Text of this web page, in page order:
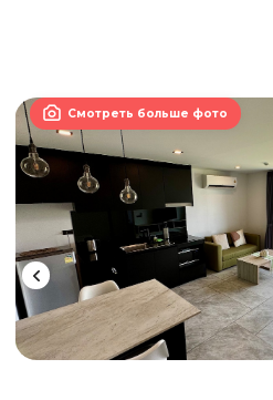
 Смотреть больше фото